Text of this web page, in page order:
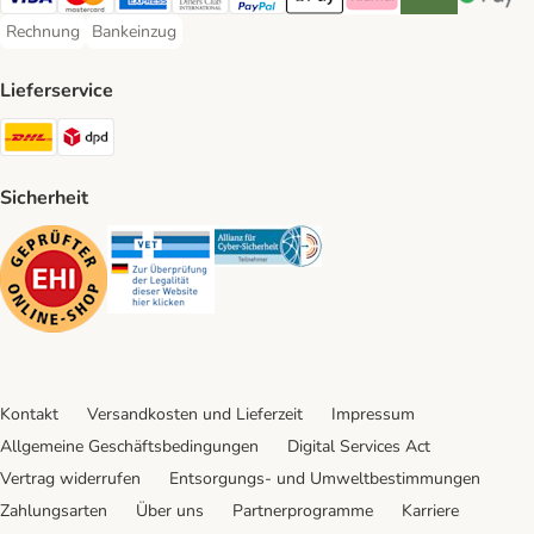
Visa Payment Method
Mastercard Payment Method
American Express Payment Method
Diners Club Payment Method
PayPal Payment Method
Apple Pay Payment Method
Klarna Payment Method
Riverty Payment
Google
Rechnung
Rechnung Payment Method
Bankeinzug
Bankeinzug Payment Method
Lieferservice
DHL Shipping Method
Sicherheit
Security Security Security
Kontakt Versandkosten und Lieferzeit
Impressum
Allgemeine Geschäftsbedingungen
Digital Services Act
Vertrag widerrufen
Entsorgungs- und Umweltbestimmungen
Zahlungsarten
Über uns Partnerprogramme
Karriere